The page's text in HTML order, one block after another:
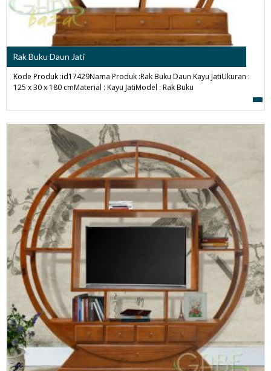
Rak Buku Daun Jati
Kode Produk :id17429Nama Produk :Rak Buku Daun Kayu JatiUkuran :
125 x 30 x 180 cmMaterial : Kayu JatiModel : Rak Buku